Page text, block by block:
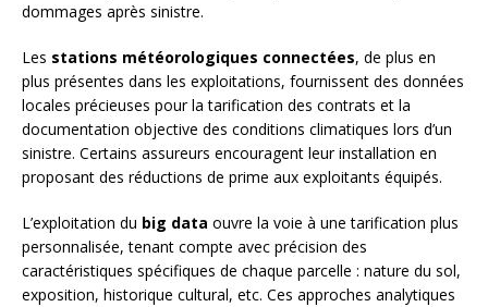
dommages après sinistre.
Les stations météorologiques connectées, de plus en
plus présentes dans les exploitations, fournissent des données
locales précieuses pour la tarification des contrats et la
documentation objective des conditions climatiques lors d’un
sinistre. Certains assureurs encouragent leur installation en
proposant des réductions de prime aux exploitants équipés.
L’exploitation du big data ouvre la voie à une tarification plus
personnalisée, tenant compte avec précision des
caractéristiques spécifiques de chaque parcelle : nature du sol,
exposition, historique cultural, etc. Ces approches analytiques